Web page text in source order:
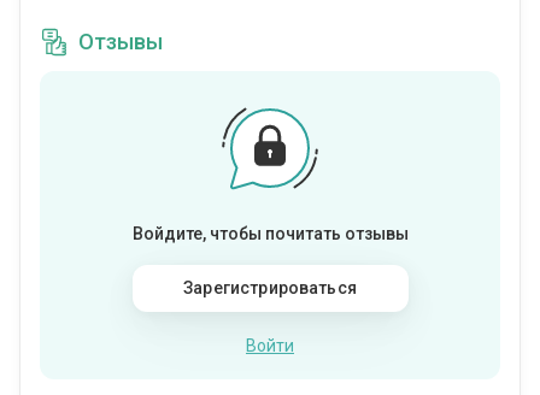
Отзывы
Войдите, чтобы почитать отзывы
Зарегистрироваться
Войти